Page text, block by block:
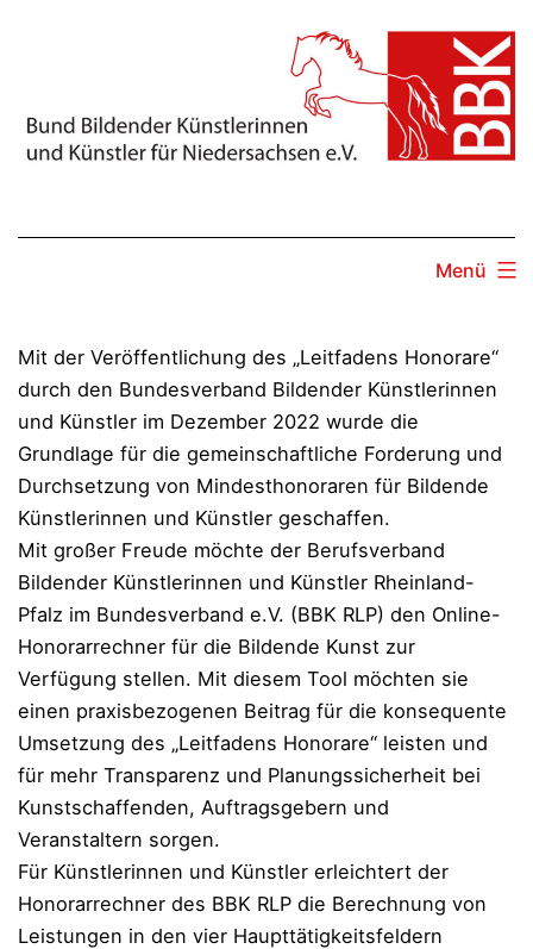
Menü
Mit der Veröffentlichung des „Leitfadens Honorare“
durch den Bundesverband Bildender Künstlerinnen
und Künstler im Dezember 2022 wurde die
Grundlage für die gemeinschaftliche Forderung und
Durchsetzung von Mindesthonoraren für Bildende
Künstlerinnen und Künstler geschaffen.
Mit großer Freude möchte der Berufsverband
Bildender Künstlerinnen und Künstler Rheinland-
Pfalz im Bundesverband e.V. (BBK RLP) den Online-
Honorarrechner für die Bildende Kunst zur
Verfügung stellen. Mit diesem Tool möchten sie
einen praxisbezogenen Beitrag für die konsequente
Umsetzung des „Leitfadens Honorare“ leisten und
für mehr Transparenz und Planungssicherheit bei
Kunstschaffenden, Auftragsgebern und
Veranstaltern sorgen.
Für Künstlerinnen und Künstler erleichtert der
Honorarrechner des BBK RLP die Berechnung von
Leistungen in den vier Haupttätigkeitsfeldern